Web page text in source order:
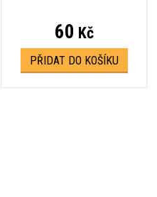
60 Kč
PŘIDAT DO KOŠÍKU